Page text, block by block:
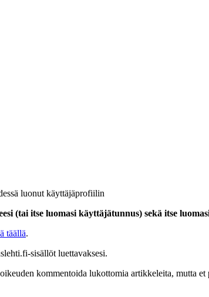
luonut käyttäjäprofiilin
(tai itse luomasi käyttäjätunnus) sekä itse
täällä.
sisällöt luettavaksesi.
kommentoida lukottomia artikkeleita, mutta